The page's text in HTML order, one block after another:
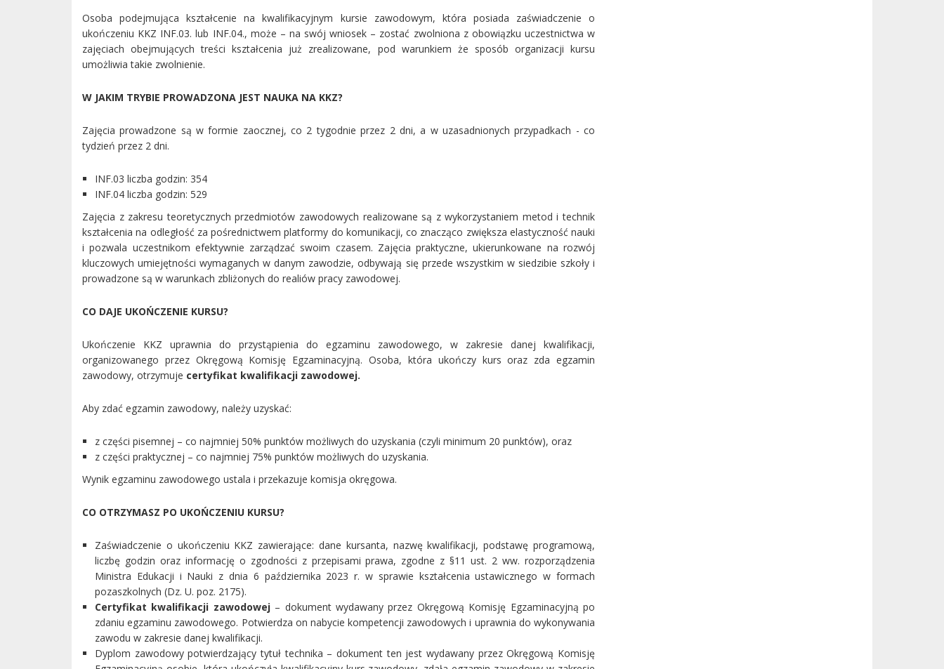
Osoba podejmująca kształcenie na kwalifikacyjnym kursie zawodowym, która posiada zaświadczenie o
ukończeniu KKZ INF.03. lub INF.04., może – na swój wniosek – zostać zwolniona z obowiązku uczestnictwa w
zajęciach obejmujących treści kształcenia już zrealizowane, pod warunkiem że sposób organizacji kursu
umożliwia takie zwolnienie.
W JAKIM TRYBIE PROWADZONA JEST NAUKA NA KKZ?
Zajęcia prowadzone są w formie zaocznej, co 2 tygodnie przez 2 dni, a w uzasadnionych przypadkach - co
tydzień przez 2 dni.
INF.03 liczba godzin: 354
INF.04 liczba godzin: 529
Zajęcia z zakresu teoretycznych przedmiotów zawodowych realizowane są z wykorzystaniem metod i technik
kształcenia na odległość za pośrednictwem platformy do komunikacji, co znacząco zwiększa elastyczność nauki
i pozwala uczestnikom efektywnie zarządzać swoim czasem. Zajęcia praktyczne, ukierunkowane na rozwój
kluczowych umiejętności wymaganych w danym zawodzie, odbywają się przede wszystkim w siedzibie szkoły i
prowadzone są w warunkach zbliżonych do realiów pracy zawodowej.
CO DAJE UKOŃCZENIE KURSU?
Ukończenie KKZ uprawnia do przystąpienia do egzaminu zawodowego, w zakresie danej kwalifikacji,
organizowanego przez Okręgową Komisję Egzaminacyjną. Osoba, która ukończy kurs oraz zda egzamin
zawodowy, otrzymuje certyfikat kwalifikacji zawodowej.
Aby zdać egzamin zawodowy, należy uzyskać:
z części pisemnej – co najmniej 50% punktów możliwych do uzyskania (czyli minimum 20 punktów), oraz
z części praktycznej – co najmniej 75% punktów możliwych do uzyskania.
Wynik egzaminu zawodowego ustala i przekazuje komisja okręgowa.
CO OTRZYMASZ PO UKOŃCZENIU KURSU?
Zaświadczenie o ukończeniu KKZ zawierające: dane kursanta, nazwę kwalifikacji, podstawę programową,
liczbę godzin oraz informację o zgodności z przepisami prawa, zgodne z §11 ust. 2 ww. rozporządzenia
Ministra Edukacji i Nauki z dnia 6 października 2023 r. w sprawie kształcenia ustawicznego w formach
pozaszkolnych (Dz. U. poz. 2175).
Certyfikat kwalifikacji zawodowej– dokument wydawany przez Okręgową Komisję Egzaminacyjną po
zdaniu egzaminu zawodowego. Potwierdza on nabycie kompetencji zawodowych i uprawnia do wykonywania
zawodu w zakresie danej kwalifikacji.
Dyplom zawodowy potwierdzający tytuł technika – dokument ten jest wydawany przez Okręgową Komisję